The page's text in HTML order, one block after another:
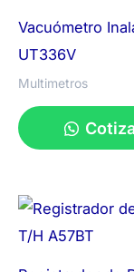
Vacuómetro
UT336V
Multimetros